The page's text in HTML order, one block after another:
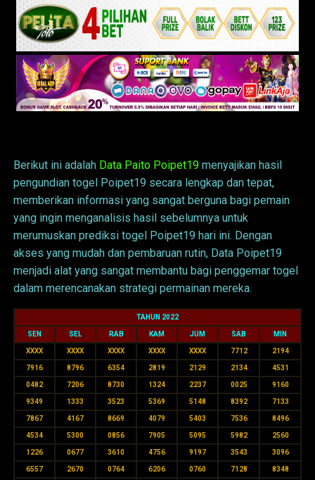
Berikut ini adalah Data Paito Poipet19 menyajikan hasil
pengundian togel Poipet19 secara lengkap dan tepat,
memberikan informasi yang sangat berguna bagi pemain
yang ingin menganalisis hasil sebelumnya untuk
merumuskan prediksi togel Poipet19 hari ini. Dengan
akses yang mudah dan pembaruan rutin, Data Poipet19
menjadi alat yang sangat membantu bagi penggemar togel
dalam merencanakan strategi permainan mereka.
TAHUN 2022
SEN SEL RAB KAM JUM SAB MIN
XXXX XXXX XXXX XXXX XXXX 7712 2194
7916 8796 6354 2819 2129 2134 4531
0482 7206 8730 1324 2237 0025 9160
9349 1333 3523 5369 5148 8392 7133
7867 4167 8669 4079 5403 7536 8496
4534 5300 0856 7905 5095 5982 2560
1226 0677 3610 4756 9197 3543 3096
6557 2670 0764 6206 0760 7128 8348